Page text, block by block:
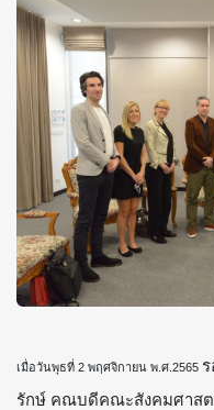
เมื่อวันพุธที่ 2 พฤศจิกายน พ.ศ.2565
รักษ์ คณบดีคณะสังคมศาสต